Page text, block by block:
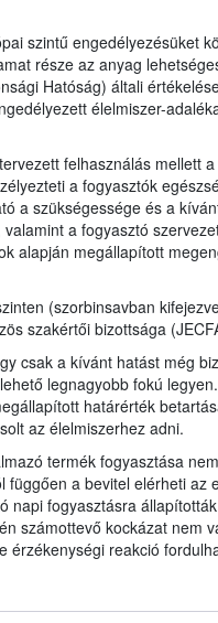
szintű engedélyezésüket
része az anyag
Hatóság) általi
élelmiszer-
felhasználás mellett a
a fogyasztók
a szükségessége és a
a fogyasztó
alapján megállapított
(szorbinsavban
szakértői bizottsága
csak a kívánt hatást még
legnagyobb fokú
határérték
az élelmiszerhez adni.
termék fogyasztása
a bevitel elérheti az
napi fogyasztásra
számottevő kockázat nem
érzékenységi reakció